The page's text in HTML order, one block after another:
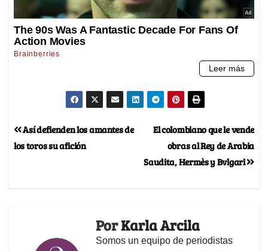
El colombiano que le vende
obras al Rey de Arabia
Saudita, Hermès y Bvlgari
Así defienden los amantes de
los toros su afición
PorKarla Arcila
Somos un equipo de periodistas